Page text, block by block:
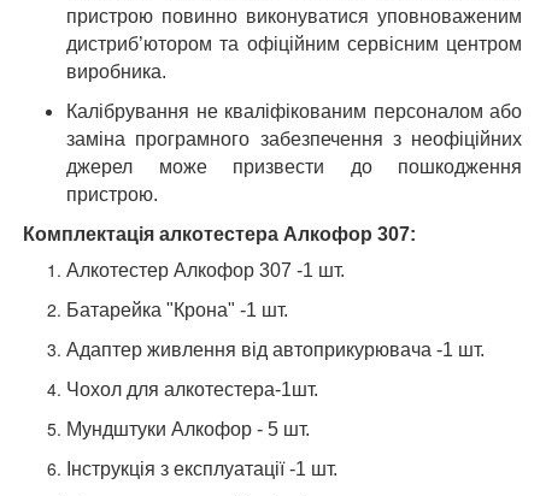
пристрою повинно виконуватися уповноваженим
дистриб’ютором та офіційним сервісним центром
виробника.
Калібрування не кваліфікованим персоналом або
заміна програмного забезпечення з неофіційних
джерел може призвести до пошкодження
пристрою.
Комплектація алкотестера Алкофор 307:
Алкотестер Алкофор 307 -1 шт.
Батарейка "Крона" -1 шт.
Адаптер живлення від автоприкурювача -1 шт.
Чохол для алкотестера-1шт.
Мундштуки Алкофор - 5 шт.
Інструкція з експлуатації -1 шт.